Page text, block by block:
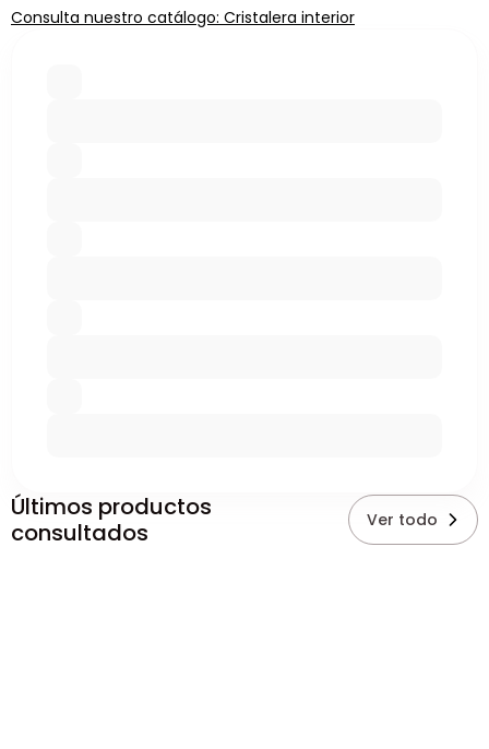
Consulta nuestro catálogo: Cristalera interior
Últimos productos
consultados
Ver todo